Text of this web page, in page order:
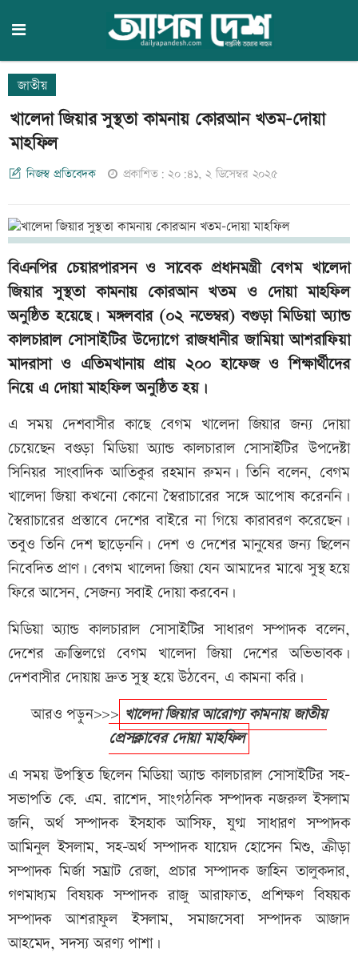
জাতীয়
খালেদা জিয়ার সুস্থতা কামনায় কোরআন খতম-দোয়া
মাহফিল
নিজস্ব প্রতিবেদক প্রকাশিত: ২০:৪১, ২ ডিসেম্বর ২০২৫
বিএনপির চেয়ারপারসন ও সাবেক প্রধানমন্ত্রী বেগম খালেদা
জিয়ার সুস্থতা কামনায় কোরআন খতম ও দোয়া মাহফিল
অনুষ্ঠিত হয়েছে। মঙ্গলবার (০২ নভেম্বর) বগুড়া মিডিয়া অ্যান্ড
কালচারাল সোসাইটির উদ্যোগে রাজধানীর জামিয়া আশরাফিয়া
মাদরাসা ও এতিমখানায় প্রায় ২০০ হাফেজ ও শিক্ষার্থীদের
নিয়ে এ দোয়া মাহফিল অনুষ্ঠিত হয়।
এ সময় দেশবাসীর কাছে বেগম খালেদা জিয়ার জন্য দোয়া
চেয়েছেন বগুড়া মিডিয়া অ্যান্ড কালচারাল সোসাইটির উপদেষ্টা
সিনিয়র সাংবাদিক আতিকুর রহমান রুমন। তিনি বলেন, বেগম
খালেদা জিয়া কখনো কোনো স্বৈরাচারের সঙ্গে আপোষ করেননি।
স্বৈরাচারের প্রস্তাবে দেশের বাইরে না গিয়ে কারাবরণ করেছেন।
তবুও তিনি দেশ ছাড়েননি। দেশ ও দেশের মানুষের জন্য ছিলেন
নিবেদিত প্রাণ। বেগম খালেদা জিয়া যেন আমাদের মাঝে সুস্থ হয়ে
ফিরে আসেন, সেজন্য সবাই দোয়া করবেন।
মিডিয়া অ্যান্ড কালচারাল সোসাইটির সাধারণ সম্পাদক বলেন,
দেশের ক্রান্তিলগ্নে বেগম খালেদা জিয়া দেশের অভিভাবক।
দেশবাসীর দোয়ায় দ্রুত সুস্থ হয়ে উঠবেন, এ কামনা করি।
আরও পড়ুন>>> খালেদা জিয়ার আরোগ্য কামনায় জাতীয়
প্রেসক্লাবের দোয়া মাহফিল
এ সময় উপস্থিত ছিলেন মিডিয়া অ্যান্ড কালচারাল সোসাইটির সহ-
সভাপতি কে. এম. রাশেদ, সাংগঠনিক সম্পাদক নজরুল ইসলাম
জনি, অর্থ সম্পাদক ইসহাক আসিফ, যুগ্ম সাধারণ সম্পাদক
আমিনুল ইসলাম, সহ-অর্থ সম্পাদক যায়েদ হোসেন মিশু, ক্রীড়া
সম্পাদক মির্জা সম্রাট রেজা, প্রচার সম্পাদক জাহিন তালুকদার,
গণমাধ্যম বিষয়ক সম্পাদক রাজু আরাফাত, প্রশিক্ষণ বিষয়ক
সম্পাদক আশরাফুল ইসলাম, সমাজসেবা সম্পাদক আজাদ
আহমেদ, সদস্য অরণ্য পাশা।